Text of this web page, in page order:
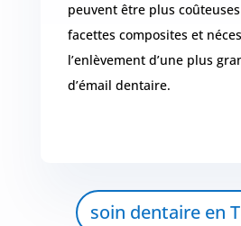
peuvent être plus
facettes composites et
l’enlèvement d’une plus
d’émail dentaire.
soin dentaire en